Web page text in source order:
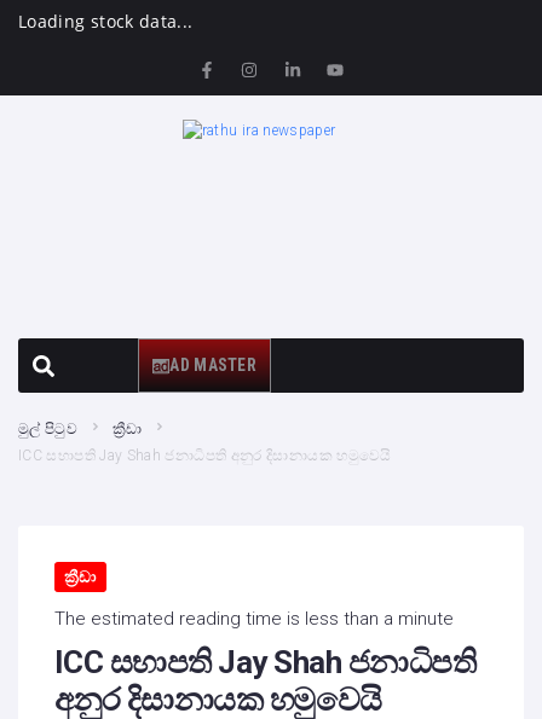
Loading stock data...
AD MASTER
මුල් පිටුව
ක්‍රීඩා
ICC සභාපති Jay Shah ජනාධිපති අනුර දිසානායක හමුවෙයි
ක්‍රීඩා
The estimated reading time is less than a minute
ICC සභාපති Jay Shah ජනාධිපති
අනුර දිසානායක හමුවෙයි